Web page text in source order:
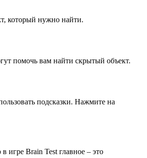
который нужно найти.
помочь вам найти скрытый объект.
подсказки. Нажмите на
игре Brain Test главное – это